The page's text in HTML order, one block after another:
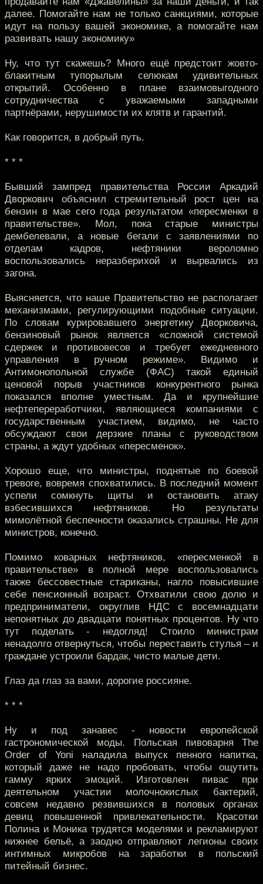
далее. Помогайте нам не только санкциями, которые
идут на пользу вашей экономике, а помогайте нам
развивать нашу экономику»
Ну, что тут скажешь? Много ещё предстоит жовто-
блакитным тупорылым селюкам удивительных
открытий. Особенно в плане взаимовыгодного
сотрудничества с уважаемыми западными
партнёрами, нерушимости их клятв и гарантий.
Как говорится, в добрый путь.
* * *
Бывший зампред правительства России Аркадий
Дворкович объяснил стремительный рост цен на
бензин в мае сего года результатом «пересменки в
правительстве». Мол, пока старые министры
дембелевали, а новые бегали с заявлениями по
отделам кадров, нефтяники вероломно
воспользовались неразберихой и вырвались из
загона.
Выясняется, что наше Правительство не располагает
механизмами, регулирующими подобные ситуации.
По словам курировавшего энергетику Дворковича,
бензиновый рынок является «сложной системой
сдержек и противовесов и требует ежедневного
управления в ручном режиме». Видимо и
Антимонопольной службе (ФАС) такой единый
ценовой порыв участников конкурентного рынка
показался вполне уместным. Да и крупнейшие
нефтепереработчики, являющиеся компаниями с
государственным участием, видимо, не часто
обсуждают свои дерзкие планы с руководством
страны, а ждут удобных «пересменок».
Хорошо еще, что министры, поднятые по боевой
тревоге, вовремя спохватились. В последний момент
успели сомкнуть щиты и остановить атаку
взбесившихся нефтяников. Но результаты
мимолётной беспечности оказались страшны. Не для
министров, конечно.
Помимо коварных нефтяников, «пересменкой в
правительстве» в полной мере воспользовались
также бессовестные стариканы, нагло повысившие
себе пенсионный возраст. Отхватили свою долю и
предприниматели, округлив НДС с восемнадцати
непонятных до двадцати понятных процентов. Ну что
тут поделать - недогляд! Стоило министрам
ненадолго отвернуться, чтобы переставить стулья – и
граждане устроили бардак, чисто малые дети.
Глаз да глаз за вами, дорогие россияне.
* * *
Ну и под занавес - новости европейской
гастрономической моды. Польская пивоварня The
Order of Yoni наладила выпуск пенного напитка,
который даже не надо пробовать, чтобы ощутить
гамму ярких эмоций. Изготовлен пивас при
деятельном участии молочнокислых бактерий,
совсем недавно резвившихся в половых органах
девиц повышенной привлекательности. Красотки
Полина и Моника трудятся моделями и рекламируют
нижнее бельё, а заодно отправляют легионы своих
интимных микробов на заработки в польский
питейный бизнес.